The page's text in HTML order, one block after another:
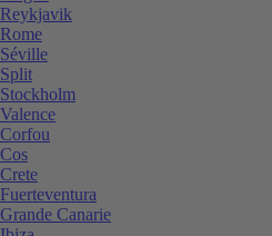
Reykjavik
Rome
Séville
Split
Stockholm
Valence
Corfou
Cos
Crete
Fuerteventura
Grande Canarie